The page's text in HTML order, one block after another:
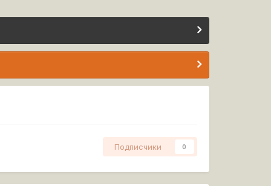
Подписчики 0